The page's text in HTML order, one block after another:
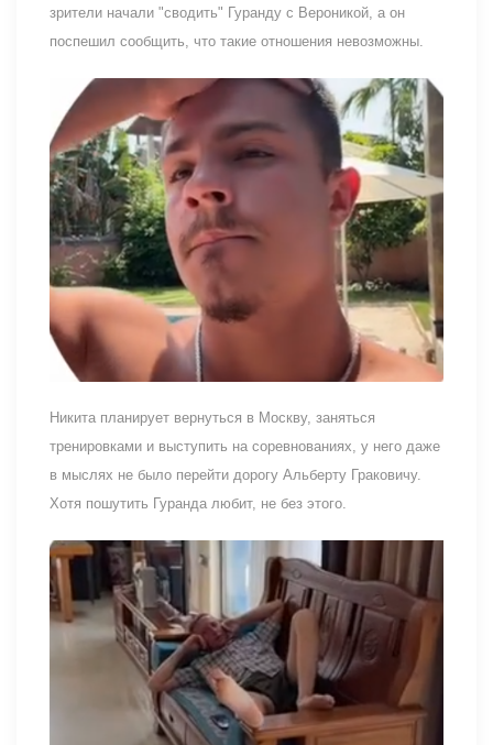
зрители начали "сводить" Гуранду с Вероникой, а он
поспешил сообщить, что такие отношения невозможны.
Никита планирует вернуться в Москву, заняться
тренировками и выступить на соревнованиях, у него даже
в мыслях не было перейти дорогу Альберту Граковичу.
Хотя пошутить Гуранда любит, не без этого.